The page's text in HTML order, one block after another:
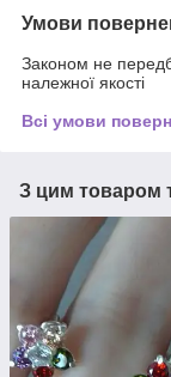
Умови
Законом не
належної якості
Всі умови
З цим товаром